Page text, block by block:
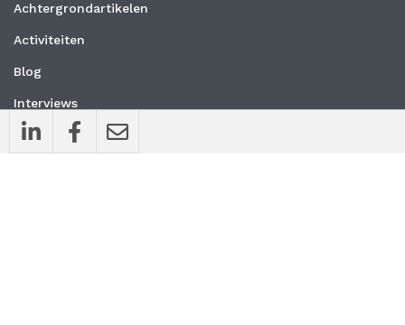
Achtergrondartikelen
Activiteiten
Blog
Interviews
Nieuws